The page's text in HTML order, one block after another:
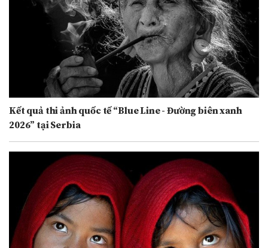
Kết quả thi ảnh quốc tế “Blue Line - Đường biên xanh
2026” tại Serbia